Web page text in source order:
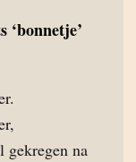
‘bonnetje’
gekregen na